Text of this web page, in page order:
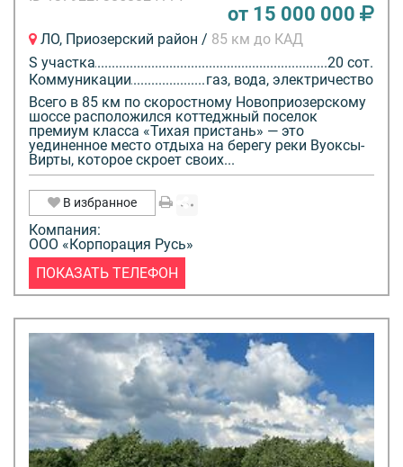
от 15 000 000
ЛО, Приозерский район / 85 км до КАД
S участка
20 сот.
Коммуникации
газ, вода, электричество
Всего в 85 км по скоростному Новоприозерскому
шоссе расположился коттеджный поселок
премиум класса «Тихая пристань» — это
уединенное место отдыха на берегу реки Вуоксы-
Вирты, которое скроет своих...
В избранное
Компания:
ООО «Корпорация Русь»
ПОКАЗАТЬ ТЕЛЕФОН